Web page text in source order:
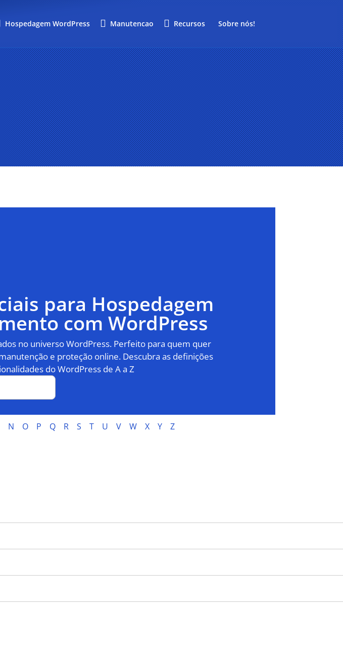
Hospedagem WordPress Manutencao Recursos Sobre nós!
para Hospedagem
com WordPress
no universo WordPress. Perfeito para quem quer
e proteção online. Descubra as definições
do WordPress de A a Z
N O P Q R S T U V W X Y Z